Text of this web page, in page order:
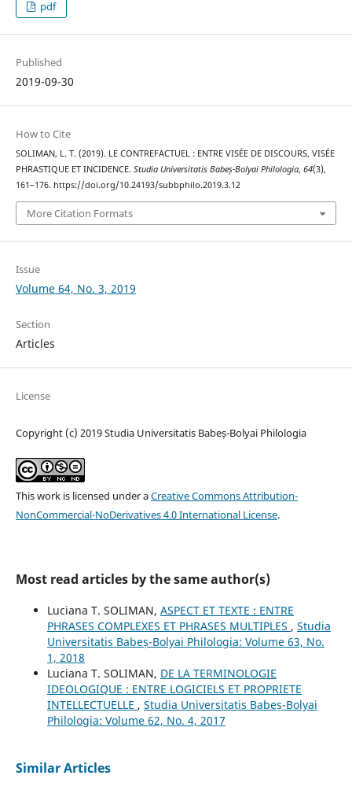
pdf
Published
2019-09-30
How to Cite
SOLIMAN, L. T. (2019). LE CONTREFACTUEL : ENTRE VISÉE DE DISCOURS, VISÉE
PHRASTIQUE ET INCIDENCE. Studia Universitatis Babeș-Bolyai Philologia, 64(3),
161–176. https://doi.org/10.24193/subbphilo.2019.3.12
More Citation Formats
Issue
Volume 64, No. 3, 2019
Section
Articles
License
Copyright (c) 2019 Studia Universitatis Babeș-Bolyai Philologia
This work is licensed under aCreative Commons Attribution-
NonCommercial-NoDerivatives 4.0 International License.
Most read articles by the same author(s)
Luciana T. SOLIMAN, ASPECT ET TEXTE : ENTRE
PHRASES COMPLEXES ET PHRASES MULTIPLES , Studia
Universitatis Babeș-Bolyai Philologia: Volume 63, No.
1, 2018
Luciana T. SOLIMAN, DE LA TERMINOLOGIE
IDEOLOGIQUE : ENTRE LOGICIELS ET PROPRIETE
INTELLECTUELLE , Studia Universitatis Babeș-Bolyai
Philologia: Volume 62, No. 4, 2017
Similar Articles